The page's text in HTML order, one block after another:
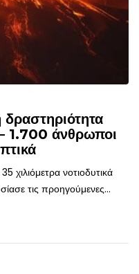
1.700 άνθρωποι
χιλιόμετρα νοτιοδυτικά
τις προηγούμενες...